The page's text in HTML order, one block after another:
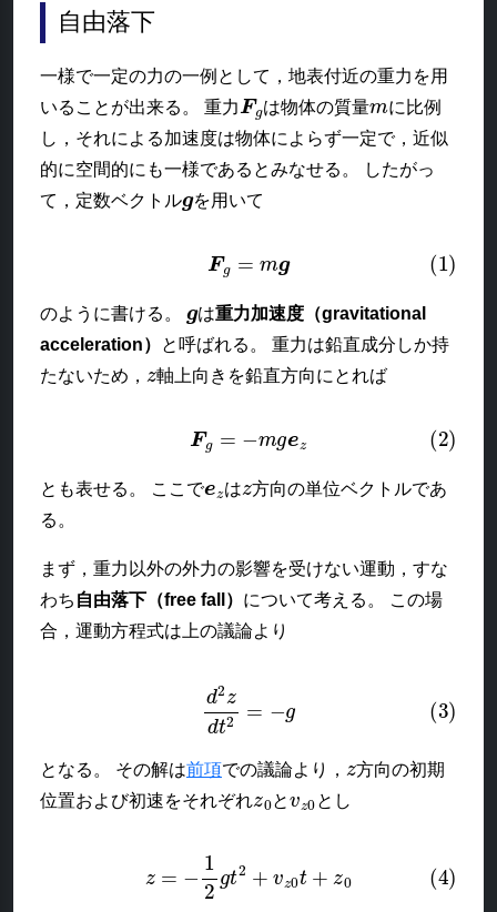
自由落下
一様で一定の力の一例として，地表付近の重力を用
いることが出来る。 重力
Fg
は物体の質量
に比例
し，それによる加速度は物体によらず一定で，近似
的に空間的にも一様であるとみなせる。 したがっ
て，定数ベクトル
を用いて
(1) =mg
のように書ける。 は重力加速度（gravitational
acceleration）
と呼ばれる。 重力は鉛直成分しか持
たないため，
軸上向きを鉛直方向にとれば
(2) m ge
とも表せる。 ここで
z
は
方向の単位ベクトルであ
る。
まず，重力以外の外力の影響を受けない運動，すな
わち 自由落下（free fall） について考える。 この場
合，運動方程式は上の議論より
d2
となる。 その解は前項での議論より，
方向の初期
位置および初速をそれぞれ
と
0
とし
−1